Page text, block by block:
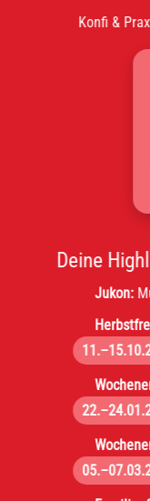
Konfi &
Deine
Jukon: